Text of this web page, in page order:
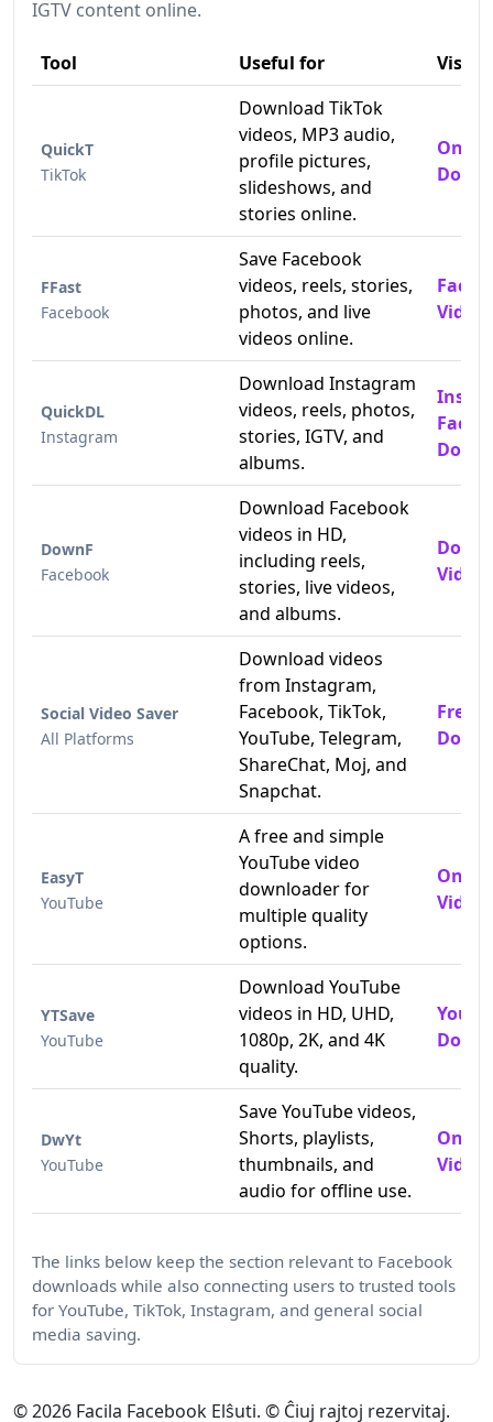
IGTV content online.
Tool Useful for Visit
QuickT
TikTok
Download TikTok
videos, MP3 audio,
profile pictures,
slideshows, and
stories online.
FFast
Facebook
Save Facebook
videos, reels, stories,
photos, and live
videos online.
Video
QuickDL
Instagram
Download Instagram
videos, reels, photos,
stories, IGTV, and
albums.
DownF
Facebook
Download Facebook
videos in HD,
including reels,
stories, live videos,
and albums.
Social Video Saver
All Platforms
Download videos
from Instagram,
Facebook, TikTok,
YouTube, Telegram,
ShareChat, Moj, and
Snapchat.
Free
EasyT
YouTube
A free and simple
YouTube video
downloader for
multiple quality
options.
Video
YTSave
YouTube
Download YouTube
videos in HD, UHD,
1080p, 2K, and 4K
quality.
DwYt
YouTube
Save YouTube videos,
Shorts, playlists,
thumbnails, and
audio for offline use.
Video
The links below keep the section relevant to Facebook
downloads while also connecting users to trusted tools
for YouTube, TikTok, Instagram, and general social
media saving.
© 2026 Facila Facebook Elŝuti. © Ĉiuj rajtoj rezervitaj.